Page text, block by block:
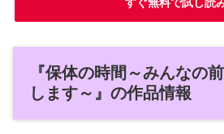
『保体の時間～みんなの
します～』の作品情報